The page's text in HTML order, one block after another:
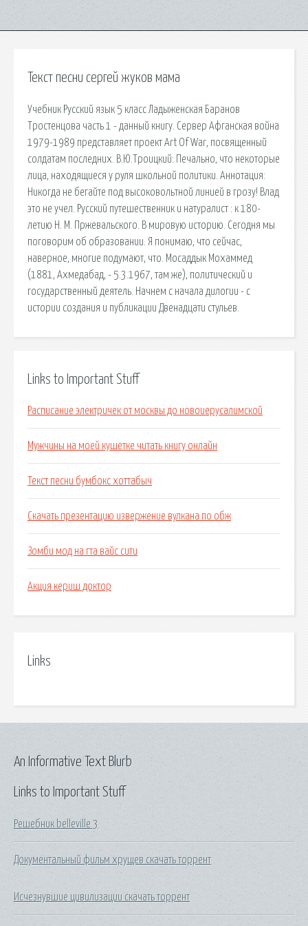
Текст песни сергей жуков мама
Учебник Русский язык 5 класс Ладыженская Баранов
Тростенцова часть 1 - данный книгу. Сервер Афганская война
1979-1989 представляет проект Art Of War, посвященный
солдатам последних. В.Ю.Троицкий: Печально, что некоторые
лица, находящиеся у руля школьной политики. Аннотация:
Никогда не бегайте под высоковольтной линией в грозу! Влад
это не учел. Русский путешественник и натуралист : к 180-
летию Н. М. Пржевальского. В мировую историю. Сегодня мы
поговорим об образовании. Я понимаю, что сейчас,
наверное, многие подумают, что. Мосаддык Мохаммед
(1881, Ахмедабад, - 5.3.1967, там же), политический и
государственный деятель. Начнем с начала дилогии - с
истории создания и публикации Двенадцати стульев.
Links to Important Stuff
Расписание электричек от москвы до новоиерусалимской
Мужчины на моей кушетке читать книгу онлайн
Текст песни бумбокс хоттабыч
Скачать презентацию извержение вулкана по обж
Зомби мод на гта вайс сити
Акция кериш доктор
Links
Links to Important Stuff
Решебник belleville 3
Документальный фильм хрущев скачать торрент
Исчезнувшие цивилизации скачать торрент
An Informative Text Blurb